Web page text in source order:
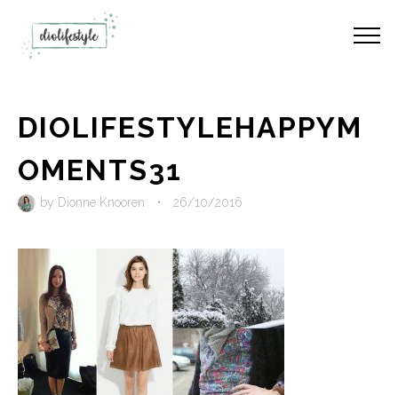
DIOLIFESTYLEHAPPYM
OMENTS31
by Dionne Knooren • 26/10/2016